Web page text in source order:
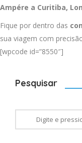
Ampére a Curitiba,
Fique por dentro das
sua viagem com
[wpcode id=”8550″]
Pesquisar